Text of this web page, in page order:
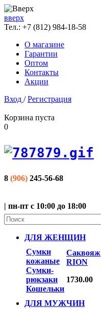
вверх
Тел.: +7 (812) 984-18-58
О магазине
Гарантии
Оптом
Контакты
Акции
Вход /Регистрация
Корзина пуста
0
8 (906) 245-56-68
| пн-пт с 10:00 до 18:00
ДЛЯ ЖЕНЩИН
Сумки
кожаные
Сумки-
рюкзаки
Кошельки
Саквояж
RION
1730.00
ДЛЯ МУЖЧИН